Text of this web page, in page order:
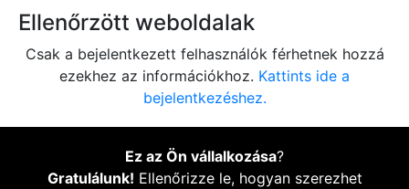
Ellenőrzött weboldalak
Csak a bejelentkezett felhasználók férhetnek hozzá
ezekhez az információkhoz. Kattints ide a
bejelentkezéshez.
Ez az Ön vállalkozása?
Gratulálunk! Ellenőrizze le, hogyan szerezhet